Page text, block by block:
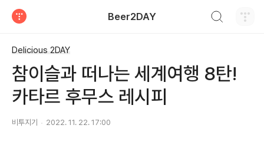
Beer2DAY
Delicious 2DAY
참이슬과 떠나는 세계여행 8탄!
카타르 후무스 레시피
비투지기 2022. 11. 22. 17:00